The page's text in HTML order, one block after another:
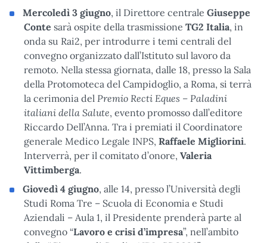
Mercoledì 3 giugno, il Direttore centrale Giuseppe
Conte sarà ospite della trasmissione TG2 Italia, in
onda su Rai2, per introdurre i temi centrali del
convegno organizzato dall’Istituto sul lavoro da
remoto. Nella stessa giornata, dalle 18, presso la Sala
della Protomoteca del Campidoglio, a Roma, si terrà
la cerimonia del Premio Recti Eques – Paladini
italiani della Salute, evento promosso dall’editore
Riccardo Dell’Anna. Tra i premiati il Coordinatore
generale Medico Legale INPS, Raffaele Migliorini.
Interverrà, per il comitato d’onore, Valeria
Vittimberga.
Giovedì 4 giugno, alle 14, presso l’Università degli
Studi Roma Tre – Scuola di Economia e Studi
Aziendali – Aula 1, il Presidente prenderà parte al
convegno “Lavoro e crisi d’impresa”, nell’ambito